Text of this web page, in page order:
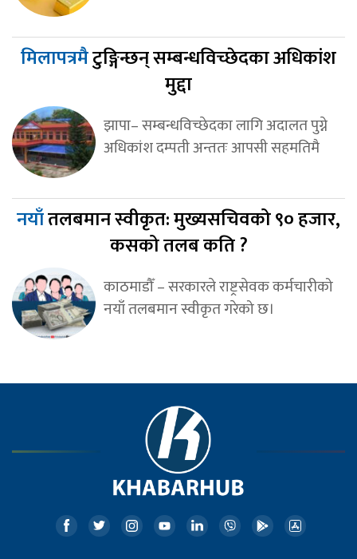
मिलापत्रमैटुङ्गिन्छन् सम्बन्धविच्छेदका अधिकांश
मुद्दा
झापा– सम्बन्धविच्छेदका लागि अदालत पुग्ने
अधिकांश दम्पती अन्ततः आपसी सहमतिमै
नयाँतलबमान स्वीकृत: मुख्यसचिवको ९० हजार,
कसको तलब कति ?
काठमाडौँ – सरकारले राष्ट्रसेवक कर्मचारीको
नयाँ तलबमान स्वीकृत गरेको छ।